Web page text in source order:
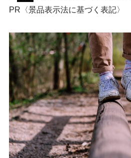
PR〈景品表示法に基づく表記〉